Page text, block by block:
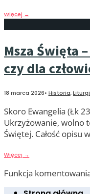
Więcej →
Msza Święta
czy dla
18 marca 2026• Historia,
Skoro Ewangelia (Łk
Ukrzyżowanie, wolno
Świętej. Całość opisu
Więcej →
Funkcja